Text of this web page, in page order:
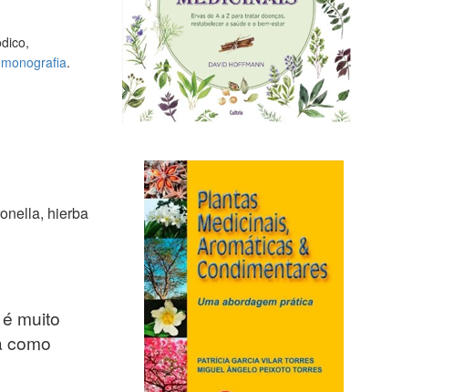
monografia.
hierba
muito
como